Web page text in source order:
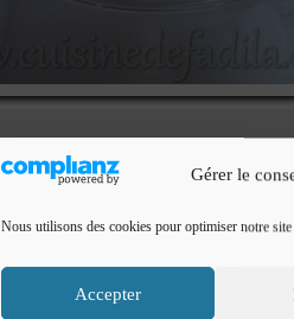
Gérer le
Nous utilisons des cookies pour optimiser notre
Accepter